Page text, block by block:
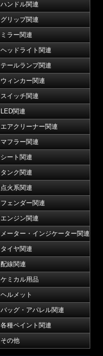
ハンドル関連
グリップ関連
ミラー関連
ヘッドライト関連
テールランプ関連
ウィンカー関連
スイッチ関連
LED関連
エアクリーナー関連
マフラー関連
シート関連
タンク関連
点火系関連
フェンダー関連
エンジン関連
メーター・インジケーター関連
タイヤ関連
配線関連
ケミカル用品
ヘルメット
バッグ・アパレル関連
各種ペイント関連
その他